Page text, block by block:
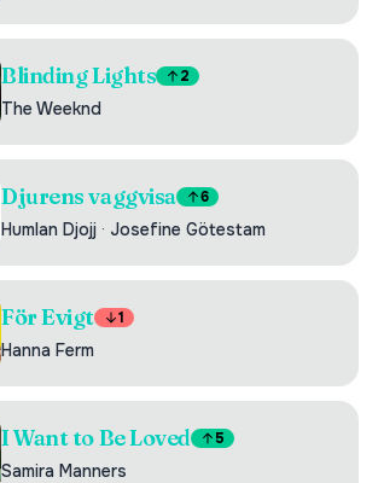
Blinding Lights 2
The Weeknd
Djurens vaggvisa 6
Humlan Djojj · Josefine Götestam
För Evigt 1
Hanna Ferm
I Want to Be Loved 5
Samira Manners